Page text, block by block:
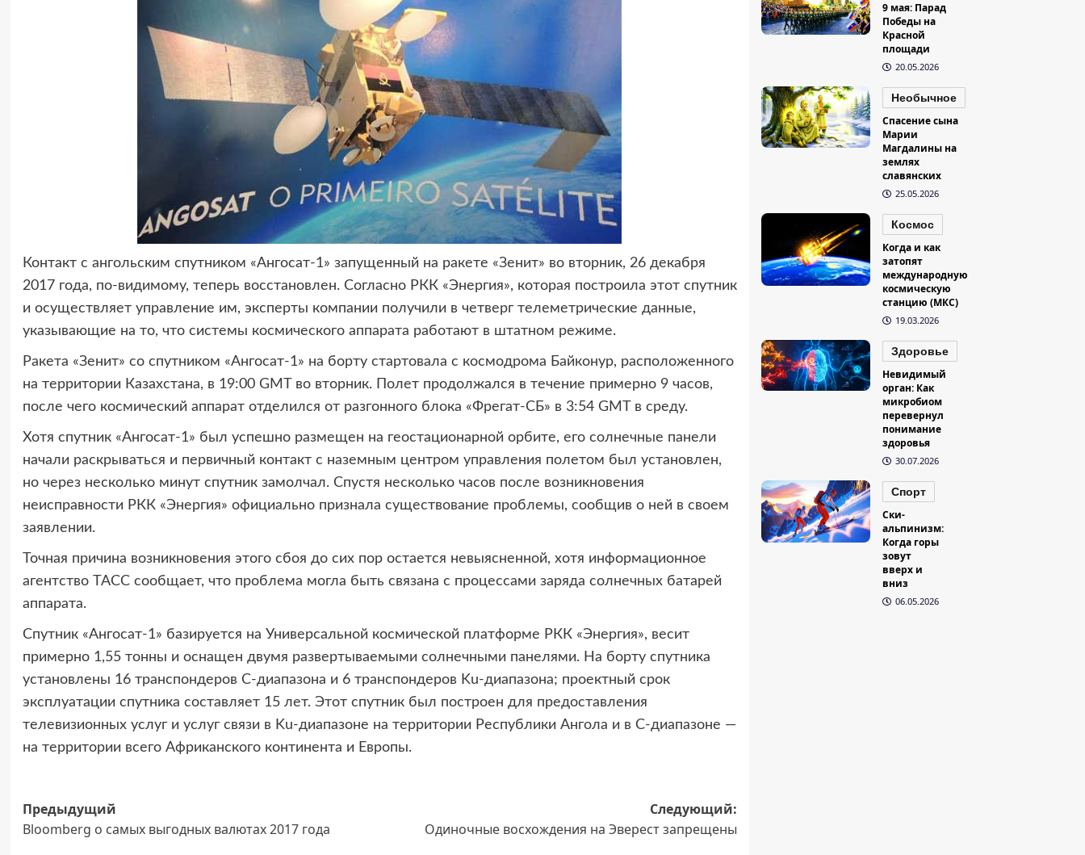
Контакт с ангольским спутником «Ангосат-1» запущенный на ракете «Зенит» во вторник, 26 декабря
2017 года, по-видимому, теперь восстановлен. Согласно РКК «Энергия», которая построила этот спутник
и осуществляет управление им, эксперты компании получили в четверг телеметрические данные,
указывающие на то, что системы космического аппарата работают в штатном режиме.
Ракета «Зенит» со спутником «Ангосат-1» на борту стартовала с космодрома Байконур, расположенного
на территории Казахстана, в 19:00 GMT во вторник. Полет продолжался в течение примерно 9 часов,
после чего космический аппарат отделился от разгонного блока «Фрегат-СБ» в 3:54 GMT в среду.
Хотя спутник «Ангосат-1» был успешно размещен на геостационарной орбите, его солнечные панели
начали раскрываться и первичный контакт с наземным центром управления полетом был установлен,
но через несколько минут спутник замолчал. Спустя несколько часов после возникновения
неисправности РКК «Энергия» официально признала существование проблемы, сообщив о ней в своем
заявлении.
Точная причина возникновения этого сбоя до сих пор остается невыясненной, хотя информационное
агентство ТАСС сообщает, что проблема могла быть связана с процессами заряда солнечных батарей
аппарата.
Спутник «Ангосат-1» базируется на Универсальной космической платформе РКК «Энергия», весит
примерно 1,55 тонны и оснащен двумя развертываемыми солнечными панелями. На борту спутника
установлены 16 транспондеров C-диапазона и 6 транспондеров Ku-диапазона; проектный срок
эксплуатации спутника составляет 15 лет. Этот спутник был построен для предоставления
телевизионных услуг и услуг связи в Ku-диапазоне на территории Республики Ангола и в C-диапазоне —
на территории всего Африканского континента и Европы.
Навигация
записи
Предыдущий
Bloomberg о самых выгодных валютах 2017 года
Следующий:
Одиночные восхождения на Эверест запрещены
9 мая: Парад
Победы на
Красной
площади
20.05.2026
Необычное
Спасение сына
Марии
Магдалины на
землях
славянских
25.05.2026
Космос
Когда и как
затопят
международную
космическую
станцию (МКС)
19.03.2026
Здоровье
Невидимый
орган: Как
микробиом
перевернул
понимание
здоровья
30.07.2026
Спорт
Ски-
альпинизм:
Когда горы
зовут
вверх и
вниз
06.05.2026